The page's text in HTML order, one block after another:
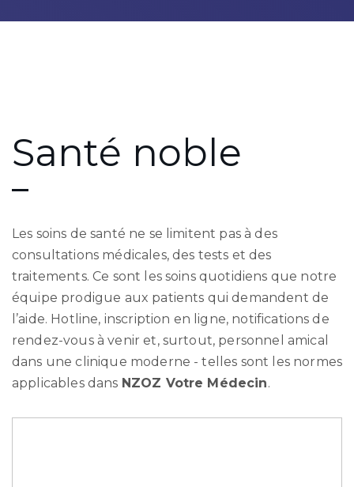
Santé noble
Les soins de santé ne se limitent pas à des
consultations médicales, des tests et des
traitements. Ce sont les soins quotidiens que notre
équipe prodigue aux patients qui demandent de
l’aide. Hotline, inscription en ligne, notifications de
rendez-vous à venir et, surtout, personnel amical
dans une clinique moderne - telles sont les normes
applicables dans NZOZ Votre Médecin.